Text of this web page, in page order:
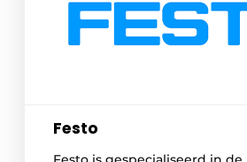
Festo